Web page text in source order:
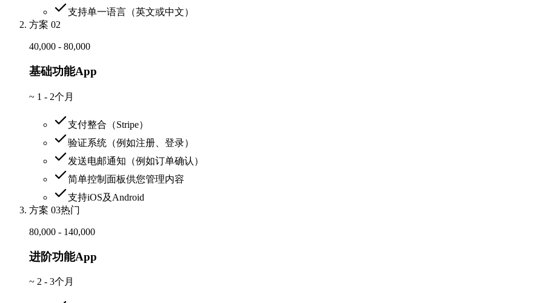
支持单一语言（英文或中文）
方案 02
40,000 - 80,000
基础功能App
~ 1 - 2个月
支付整合（Stripe）
验证系统（例如注册、登录）
发送电邮通知（例如订单确认）
简单控制面板供您管理内容
支持iOS及Android
方案 03热门
80,000 - 140,000
进阶功能App
~ 2 - 3个月